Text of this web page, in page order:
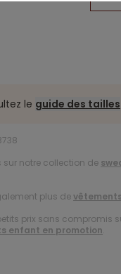
le guide des tailles
sur notre collection de
plus de
prix sans compromis
enfant en promotion.